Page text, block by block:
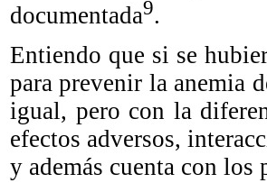
documentada9.
Entiendo que si se
para prevenir la anemia
igual, pero con la
efectos adversos,
y además cuenta con los